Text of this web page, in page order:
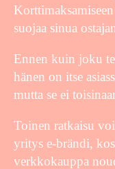
suojaa sinua
Ennen kuin joku
hänen on itse
mutta se ei
Toinen ratkaisu
yritys e-brändi,
verkkokauppa